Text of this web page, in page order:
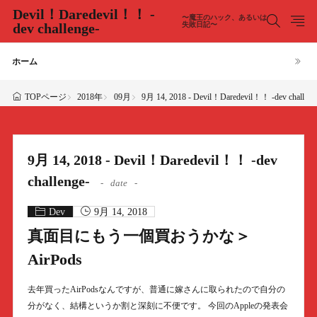
Devil！Daredevil！！ -
dev challenge-
〜魔王のハック、あるいは
失敗日記〜
ホーム
TOPページ 2018年 09月 9月 14, 2018 - Devil！Daredevil！！ -dev
9月 14, 2018 - Devil！Daredevil！！ -dev
challenge-
date
Dev 9月 14, 2018
真面目にもう一個買おうかな＞
AirPods
去年買ったAirPodsなんですが、普通に嫁さんに取られたので自分の
分がなく、結構というか割と深刻に不便です。 今回のAppleの発表会